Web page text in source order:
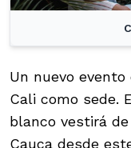
Un nuevo
Cali como sede.
blanco vestirá
Cauca desde